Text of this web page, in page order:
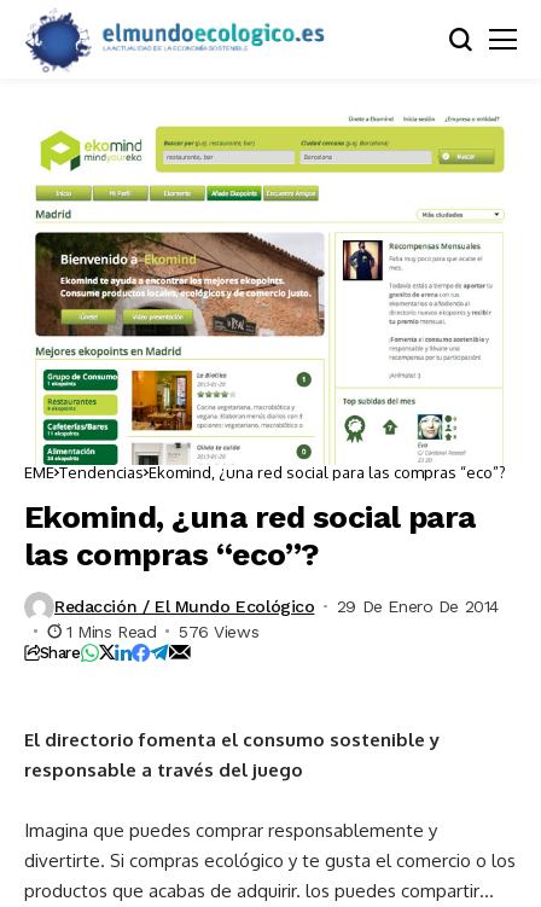
EME Tendencias Ekomind, ¿una red social para las compras “eco”?
Ekomind, ¿una red social para
las compras “eco”?
Redacción / El Mundo Ecológico
29 De Enero De 2014
1 Mins Read
576 Views
Share
El directorio fomenta el consumo sostenible y
responsable a través del juego
Imagina que puedes comprar responsablemente y
divertirte. Si compras ecológico y te gusta el comercio o los
productos que acabas de adquirir. los puedes compartir…